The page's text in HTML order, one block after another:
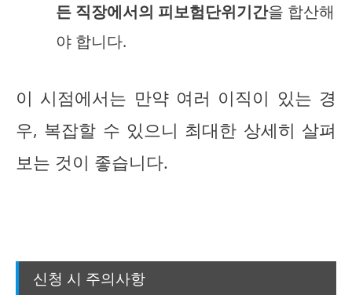
든 직장에서의 피보험단위기간을 합산해
야 합니다.
이 시점에서는 만약 여러 이직이 있는 경
우, 복잡할 수 있으니 최대한 상세히 살펴
보는 것이 좋습니다.
신청 시 주의사항